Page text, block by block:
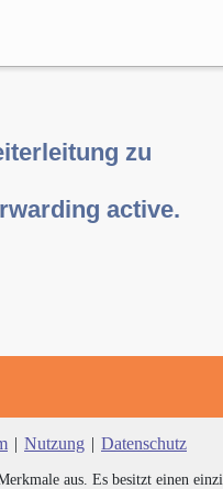
zu
active.
| Nutzung | Datenschutz
aus. Es besitzt einen